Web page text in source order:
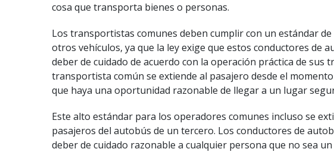
cosa que transporta bienes o personas.
Los transportistas comunes deben cumplir con un estándar de
otros vehículos, ya que la ley exige que estos conductores de
deber de cuidado de acuerdo con la operación práctica de sus
transportista común se extiende al pasajero desde el
que haya una oportunidad razonable de llegar a un lugar
Este alto estándar para los operadores comunes incluso se
pasajeros del autobús de un tercero. Los conductores de
deber de cuidado razonable a cualquier persona que no sea